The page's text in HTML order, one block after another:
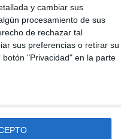
y cambiar sus
procesamiento de sus
de rechazar tal
sus preferencias o retirar su
"Privacidad" en la parte